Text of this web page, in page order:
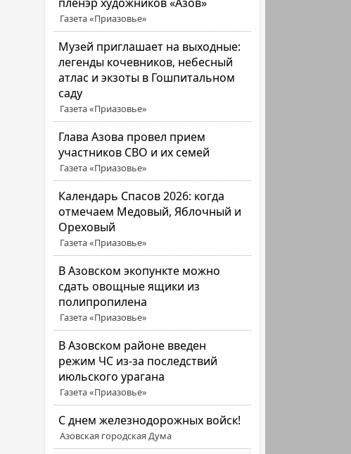
Газета «Приазовье»
Музей приглашает на выходные:
легенды кочевников, небесный
атлас и экзоты в Гошпитальном
саду
Газета «Приазовье»
Глава Азова провел прием
участников СВО и их семей
Газета «Приазовье»
Календарь Спасов 2026: когда
отмечаем Медовый, Яблочный и
Ореховый
Газета «Приазовье»
В Азовском экопункте можно
сдать овощные ящики из
полипропилена
Газета «Приазовье»
В Азовском районе введен
режим ЧС из-за последствий
июльского урагана
Газета «Приазовье»
С днем железнодорожных войск!
Азовская городская Дума